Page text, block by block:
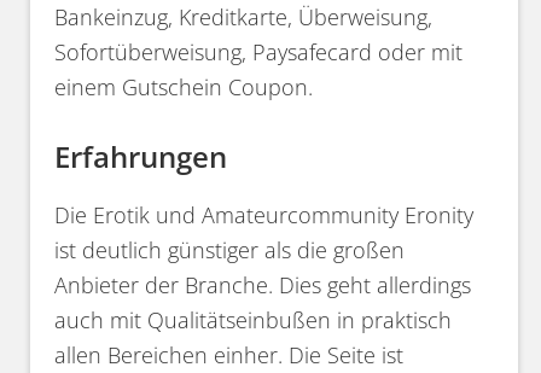
Bankeinzug, Kreditkarte, Überweisung,
Sofortüberweisung, Paysafecard oder mit
einem Gutschein Coupon.
Erfahrungen
Die Erotik und Amateurcommunity Eronity
ist deutlich günstiger als die großen
Anbieter der Branche. Dies geht allerdings
auch mit Qualitätseinbußen in praktisch
allen Bereichen einher. Die Seite ist